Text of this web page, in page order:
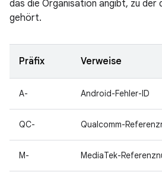
das die Organisation angibt, zu der
gehört.
Präfix Verweise
A- Android-Fehler-ID
QC- Qualcomm-
M- MediaTek-